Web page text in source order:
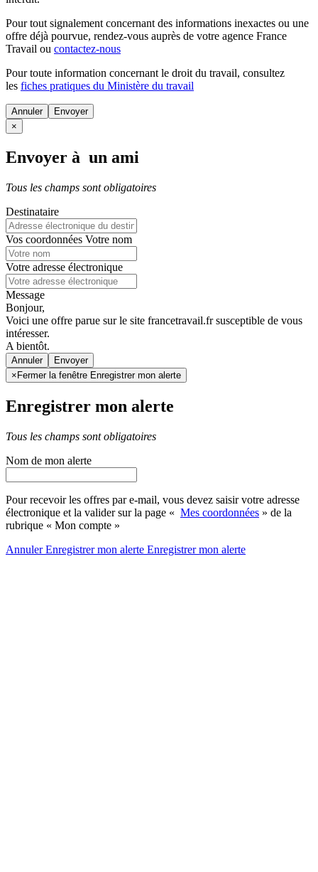
Pour tout signalement concernant des informations inexactes ou une
offre déjà pourvue, rendez-vous auprès de votre agence France
Travail ou contactez-nous
Pour toute information concernant le droit du travail, consultez
les fiches pratiques du Ministère du travail
Annuler
×
Envoyer à un ami
Tous les champs sont obligatoires
Destinataire
Vos coordonnées Votre nom
Votre adresse électronique
Message
Bonjour,
Voici une offre parue sur le site francetravail.fr susceptible de vous
intéresser.
A bientôt.
Annuler
× Fermer la fenêtre Enregistrer mon alerte
Enregistrer mon alerte
Tous les champs sont obligatoires
Nom de mon alerte
Pour recevoir les offres par e-mail, vous devez saisir votre adresse
électronique et la valider sur la page « Mes coordonnées » de la
rubrique « Mon compte »
AnnulerEnregistrer mon alerte Enregistrermon alerte